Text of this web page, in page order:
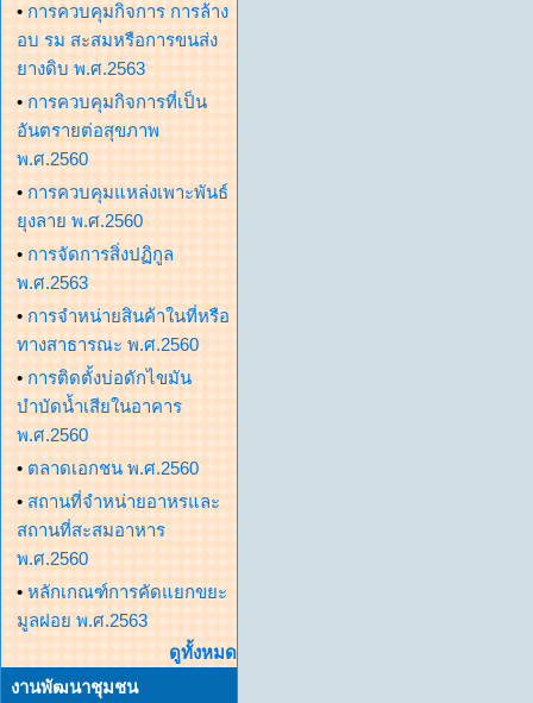
• การควบคุมกิจการ การล้าง
อบ รม สะสมหรือการขนส่ง
ยางดิบ พ.ศ.2563
• การควบคุมกิจการที่เป็น
อันตรายต่อสุขภาพ
พ.ศ.2560
• การควบคุมแหล่งเพาะพันธ์
ยุงลาย พ.ศ.2560
• การจัดการสิ่งปฏิกูล
พ.ศ.2563
• การจำหน่ายสินค้าในที่หรือ
ทางสาธารณะ พ.ศ.2560
• การติดตั้งบ่อดักไขมัน
บำบัดน้ำเสียในอาคาร
พ.ศ.2560
• ตลาดเอกชน พ.ศ.2560
• สถานที่จำหน่ายอาหรและ
สถานที่สะสมอาหาร
พ.ศ.2560
• หลักเกณฑ์การคัดแยกขยะ
มูลฝอย พ.ศ.2563
ดูทั้งหมด
งานพัฒนาชุมชน